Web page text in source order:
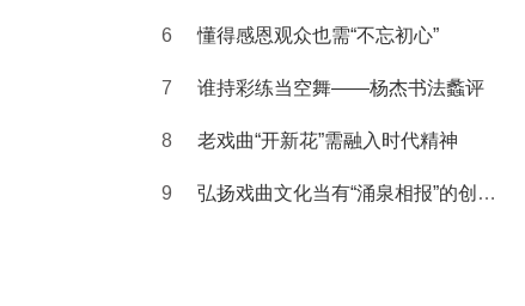
懂得感恩观众也需“不忘初心”
谁持彩练当空舞——杨杰书法蠡评
老戏曲“开新花”需融入时代精神
弘扬戏曲文化当有“涌泉相报”的创作观